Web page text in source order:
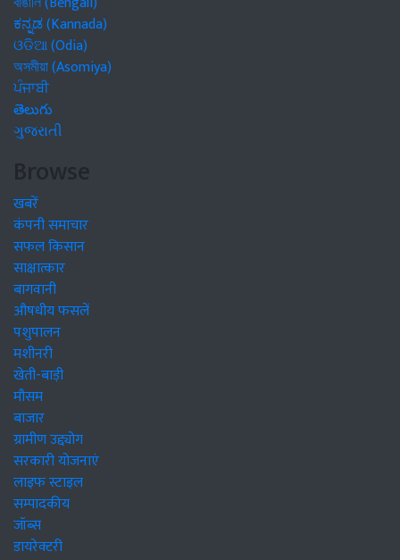
ಕನ್ನಡ (Kannada)
ଓଡିଆ (Odia)
অসমীয়া (Asomiya)
ਪੰਜਾਬੀ
తెలుగు
ગુજરાતી
Browse
खबरें
कंपनी समाचार
सफल किसान
साक्षात्कार
बागवानी
औषधीय फसलें
पशुपालन
मशीनरी
खेती-बाड़ी
मौसम
बाजार
ग्रामीण उद्द्योग
सरकारी योजनाएं
लाइफ स्टाइल
सम्पादकीय
जॉब्स
डायरेक्टरी